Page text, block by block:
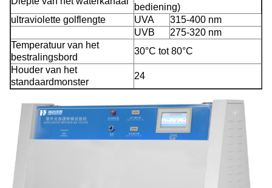
bediening)
ultraviolette golflengte
UVA
315-400 nm
UVB
275-320 nm
Temperatuur van het
bestralingsbord
30°C tot 80°C
Houder van het
standaardmonster
24